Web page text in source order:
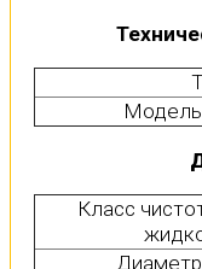
Модель
Класс